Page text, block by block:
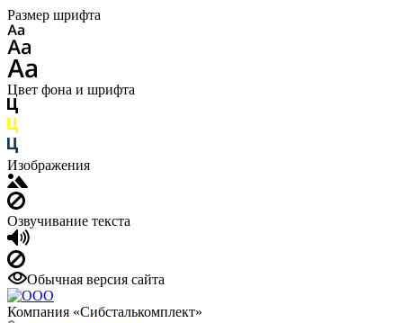
Размер шрифта
Цвет фона и шрифта
Изображения
Озвучивание текста
Обычная версия сайта
Компания «Сибсталькомплект»